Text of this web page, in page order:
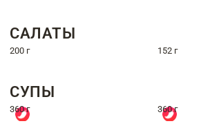
САЛАТЫ
200 г 152 г
СУПЫ
360 г 360 г